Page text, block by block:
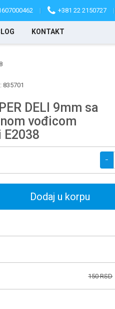
| +381 22 2150727 |
KONTAKT
835701
DELI 9mm sa
vođicom
E2038
−
Dodaj u korpu
150 RSD